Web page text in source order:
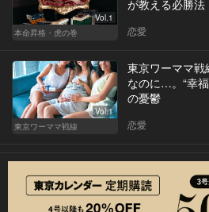
Vol.1
本命昇格・虎の巻
が教える必勝法
恋愛
Vol.1
東京ワーママ戦線
東京ワーママ
なのに…。“幸
の憂鬱
恋愛